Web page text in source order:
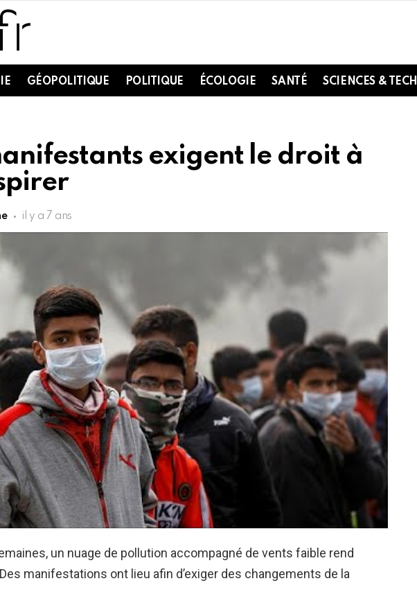
GÉOPOLITIQUE POLITIQUE ÉCOLOGIE SANTÉ SCIENCES & TECH
exigent le droit à
il y a 7 ans
un nuage de pollution accompagné de vents faible rend
manifestations ont lieu afin d’exiger des changements de la